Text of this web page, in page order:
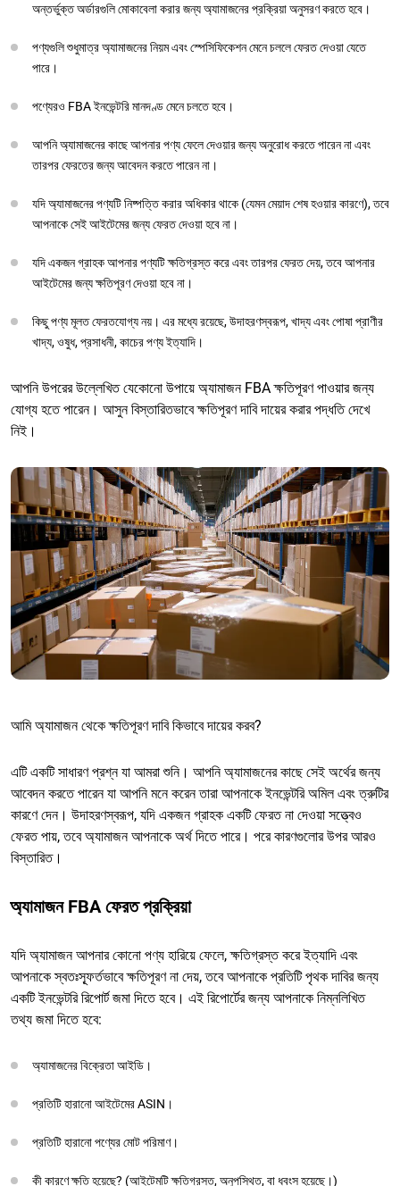
অন্তর্ভুক্ত অর্ডারগুলি মোকাবেলা করার জন্য অ্যামাজনের প্রক্রিয়া অনুসরণ করতে হবে।
পণ্যগুলি শুধুমাত্র অ্যামাজনের নিয়ম এবং স্পেসিফিকেশন মেনে চললে ফেরত দেওয়া যেতে
পারে।
পণ্যেরও FBA ইনভেন্টরি মানদণ্ড মেনে চলতে হবে।
আপনি অ্যামাজনের কাছে আপনার পণ্য ফেলে দেওয়ার জন্য অনুরোধ করতে পারেন না এবং
তারপর ফেরতের জন্য আবেদন করতে পারেন না।
যদি অ্যামাজনের পণ্যটি নিষ্পত্তি করার অধিকার থাকে (যেমন মেয়াদ শেষ হওয়ার কারণে), তবে
আপনাকে সেই আইটেমের জন্য ফেরত দেওয়া হবে না।
যদি একজন গ্রাহক আপনার পণ্যটি ক্ষতিগ্রস্ত করে এবং তারপর ফেরত দেয়, তবে আপনার
আইটেমের জন্য ক্ষতিপূরণ দেওয়া হবে না।
কিছু পণ্য মূলত ফেরতযোগ্য নয়। এর মধ্যে রয়েছে, উদাহরণস্বরূপ, খাদ্য এবং পোষা প্রাণীর
খাদ্য, ওষুধ, প্রসাধনী, কাচের পণ্য ইত্যাদি।
আপনি উপরের উল্লেখিত যেকোনো উপায়ে অ্যামাজন FBA ক্ষতিপূরণ পাওয়ার জন্য
যোগ্য হতে পারেন। আসুন বিস্তারিতভাবে ক্ষতিপূরণ দাবি দায়ের করার পদ্ধতি দেখে
নিই।
আমি অ্যামাজন থেকে ক্ষতিপূরণ দাবি কিভাবে দায়ের করব?
এটি একটি সাধারণ প্রশ্ন যা আমরা শুনি। আপনি অ্যামাজনের কাছে সেই অর্থের জন্য
আবেদন করতে পারেন যা আপনি মনে করেন তারা আপনাকে ইনভেন্টরি অমিল এবং ত্রুটির
কারণে দেন। উদাহরণস্বরূপ, যদি একজন গ্রাহক একটি ফেরত না দেওয়া সত্ত্বেও
ফেরত পায়, তবে অ্যামাজন আপনাকে অর্থ দিতে পারে। পরে কারণগুলোর উপর আরও
বিস্তারিত।
অ্যামাজন FBA ফেরত প্রক্রিয়া
যদি অ্যামাজন আপনার কোনো পণ্য হারিয়ে ফেলে, ক্ষতিগ্রস্ত করে ইত্যাদি এবং
আপনাকে স্বতঃস্ফূর্তভাবে ক্ষতিপূরণ না দেয়, তবে আপনাকে প্রতিটি পৃথক দাবির জন্য
একটি ইনভেন্টরি রিপোর্ট জমা দিতে হবে। এই রিপোর্টের জন্য আপনাকে নিম্নলিখিত
তথ্য জমা দিতে হবে:
অ্যামাজনের বিক্রেতা আইডি।
প্রতিটি হারানো আইটেমের ASIN।
প্রতিটি হারানো পণ্যের মোট পরিমাণ।
কী কারণে ক্ষতি হয়েছে? (আইটেমটি ক্ষতিগ্রস্ত, অনুপস্থিত, বা ধ্বংস হয়েছে।)